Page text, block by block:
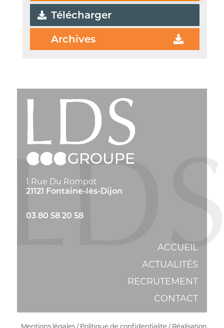
Télécharger
Archives
1 Rue Du Rompot
21121 Fontaine-lès-Dijon
03 80 58 20 58
ACCUEIL
ACTUALITÉS
RECRUTEMENT
CONTACT
Mentions légales/Politique de confidentialite / Réalisation